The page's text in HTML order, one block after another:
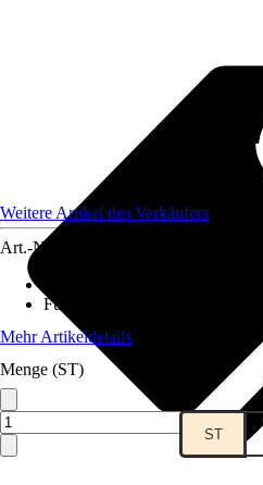
Weitere Artikel des Verkäufers
Art.-Nr.
Futtermittelart
Mehr Artikeldetails
Menge (ST)
ST